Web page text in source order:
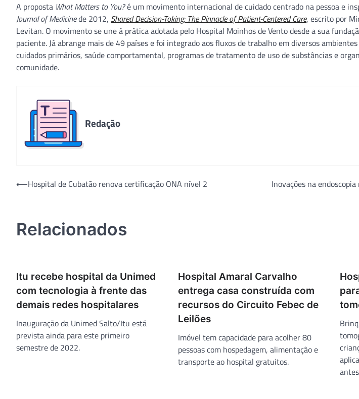
A proposta What Matters to You?é um movimento internacional de cuidado centrado na pessoa e
Journal of Medicinede 2012, Shared Decision-Toking: The Pinnacle of Patient-Centered Care, escrito por
Levitan. O movimento se une à prática adotada pelo Hospital Moinhos de Vento desde a sua
paciente. Já abrange mais de 49 países e foi integrado aos fluxos de trabalho em diversos
cuidados primários, saúde comportamental, programas de tratamento de uso de substâncias e
comunidade.
Redação
Navegação
⟵Hospital de Cubatão renova certificação ONA nível 2
Inovações na
Relacionados
Itu recebe hospital da Unimed
com tecnologia à frente das
demais redes hospitalares
Inauguração da Unimed Salto/Itu está
prevista ainda para este primeiro
semestre de 2022.
Hospital Amaral Carvalho
entrega casa construída com
recursos do Circuito Febec de
Leilões
Imóvel tem capacidade para acolher 80
pessoas com hospedagem, alimentação e
transporte ao hospital gratuitos.